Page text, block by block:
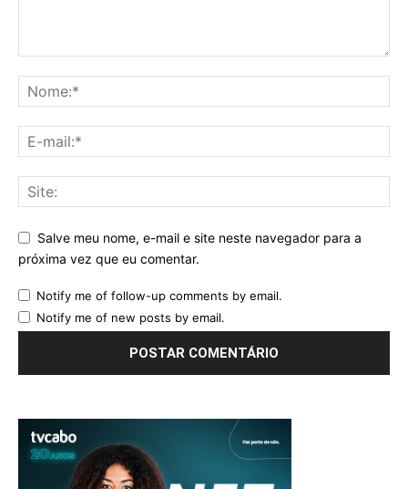
Salve meu nome, e-mail e site neste navegador para a
próxima vez que eu comentar.
Notify me of follow-up comments by email.
Notify me of new posts by email.